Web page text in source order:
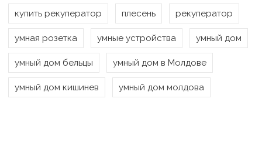
купить рекуператор плесень рекуператор
умная розетка умные устройства умный дом
умный дом бельцы умный дом в Молдове
умный дом кишинев умный дом молдова